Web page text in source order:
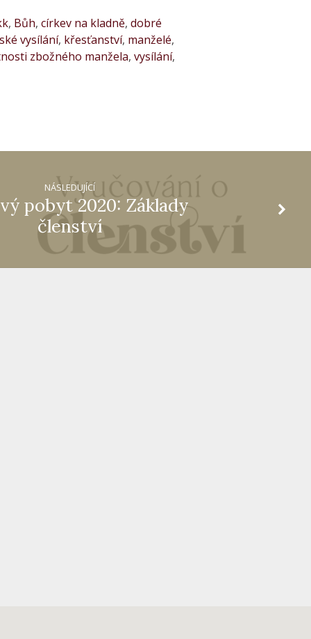
, Bůh, církev na kladně, dobré
vysílání, křesťanství, manželé,
zbožného manžela, vysílání,
NÁSLEDUJÍCÍ
pobyt 2020: Základy
členství